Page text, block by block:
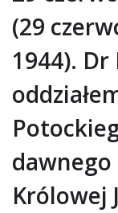
(29
1944).
Królowej